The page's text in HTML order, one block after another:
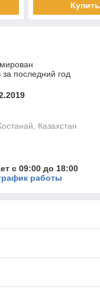
Купить
последний год
Казахстан
с 09:00 до 18:00
работы